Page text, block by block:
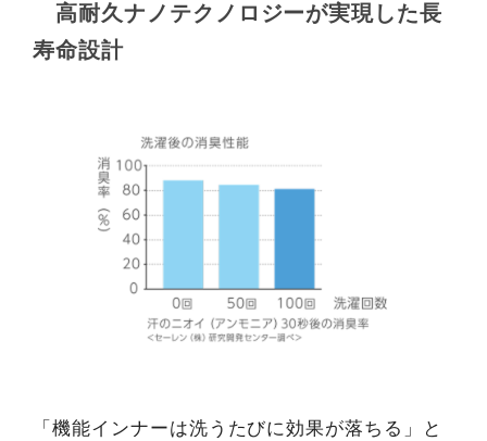
高耐久ナノテクノロジーが実現した長
寿命設計
「機能インナーは洗うたびに効果が落ちる」と